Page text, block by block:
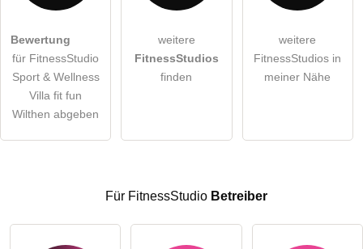
DieDatenschutzerklärunghabe ich zur Kenntnis genommen.
öffentliche Frage stellen
FitnessStudio-Eintrag zu stellen.
Bewertung
für FitnessStudio
Sport & Wellness
Villa fit fun
Wilthen abgeben
weitere
FitnessStudios
finden
weitere
FitnessStudios in
meiner Nähe
Für FitnessStudio Betreiber